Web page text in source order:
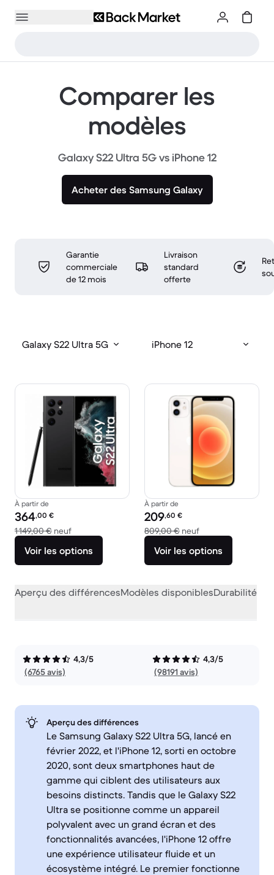
Comparer les
modèles
Galaxy S22 Ultra 5G vs iPhone 12
Acheter des Samsung Galaxy
Garantie
commerciale
de 12 mois
Livraison
standard
offerte
Galaxy S22 Ultra 5G iPhone 12
À partir de
Prix reconditionné :
364,00 €
1 149,00 € neufcontre 1 149,00 € neuf
Voir les options
À partir de
Prix reconditionné :
209,60 €
809,00 € neufcontre 809,00 €
Voir les options
Aperçu des différencesModèles disponiblesDurabilité
4,3/5
(6765 avis)
4,3/5
(98191 avis)
Aperçu des différences
Le Samsung Galaxy S22 Ultra 5G, lancé en
février 2022, et l'iPhone 12, sorti en octobre
2020, sont deux smartphones haut de
gamme qui ciblent des utilisateurs aux
besoins distincts. Tandis que le Galaxy S22
Ultra se positionne comme un appareil
polyvalent avec un grand écran et des
fonctionnalités avancées, l'iPhone 12 offre
une expérience utilisateur fluide et un
écosystème intégré. Le premier fonctionne